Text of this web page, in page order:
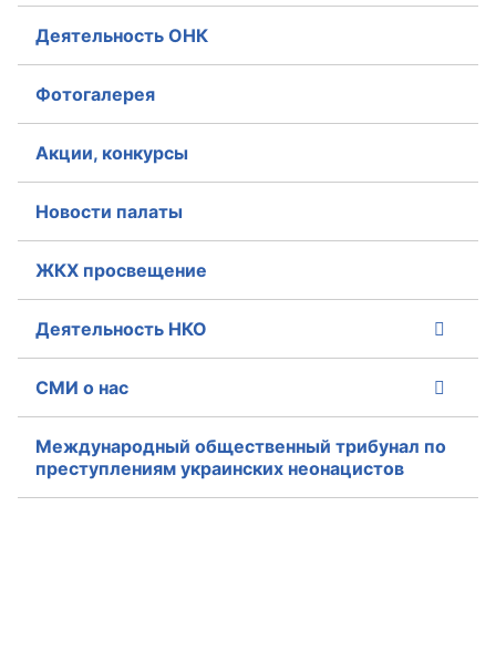
О Палате
Структура Палаты
Экспертный совет ОП КО
Общественный штаб
Члены ОП КО
Регламент ОП КО
Кодекс этики ОП КО
Деятельность ОНК
Фотогалерея
Акции, конкурсы
Новости палаты
ЖКХ просвещение
Деятельность НКО
СМИ о нас
Международный общественный трибунал по
преступлениям украинских неонацистов